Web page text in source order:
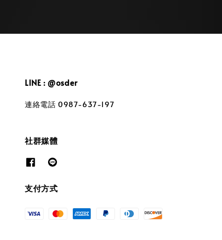
LINE : @osder
連絡電話 0987-637-197
社群媒體
支付方式